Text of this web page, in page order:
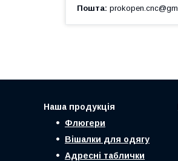
Пошта
Наша продукція
Флюгери
Вішалки для одягу
Адресні таблички